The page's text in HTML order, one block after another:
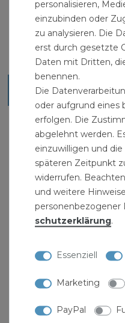
Ähnliche Artikel
personalisieren,
einzubinden oder
zu analysieren. Die
erst durch gesetzte
Daten mit Dritten,
benennen.
Die
oder aufgrund eines
erfolgen. Die
abgelehnt werden.
einzuwilligen und
späteren Zeitpunkt
widerrufen.
und weitere
personenbezogener
schutz­erklärung.
Essenziell
Marketing
PayPal